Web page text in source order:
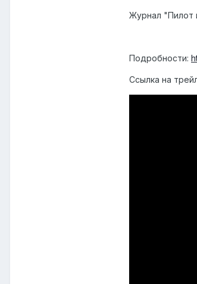
Журнал "Пилот
Подробности:
Ссылка на